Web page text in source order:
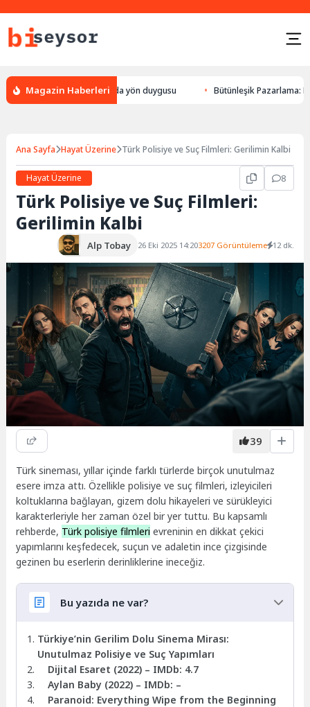
Magazin Haberleri
hayvanlarda yön duygusu Bütünleşik Pazarlama: Markalarla
Ana Sayfa Hayat Üzerine Türk Polisiye ve Suç Filmleri: Gerilimin Kalbi
Hayat Üzerine 8
Türk Polisiye ve Suç Filmleri:
Gerilimin Kalbi
Alp Tobay 26 Eki 2025 14:203207 Görüntüleme 12 dk.
39
Türk sineması, yıllar içinde farklı türlerde birçok unutulmaz
esere imza attı. Özellikle polisiye ve suç filmleri, izleyicileri
koltuklarına bağlayan, gizem dolu hikayeleri ve sürükleyici
karakterleriyle her zaman özel bir yer tuttu. Bu kapsamlı
rehberde, Türk polisiye filmleri evreninin en dikkat çekici
yapımlarını keşfedecek, suçun ve adaletin ince çizgisinde
gezinen bu eserlerin derinliklerine ineceğiz.
Bu yazıda ne var?
Türkiye’nin Gerilim Dolu Sinema Mirası:
Unutulmaz Polisiye ve Suç Yapımları
Dijital Esaret (2022) – IMDb: 4.7
Aylan Baby (2022) – IMDb: –
Paranoid: Everything Wipe from the Beginning